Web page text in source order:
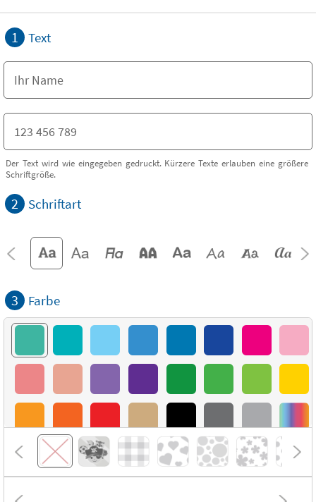
1 Text
Der Text wird wie eingegeben gedruckt. Kürzere Texte erlauben eine größere
Schriftgröße.
2 Schriftart
3 Farbe